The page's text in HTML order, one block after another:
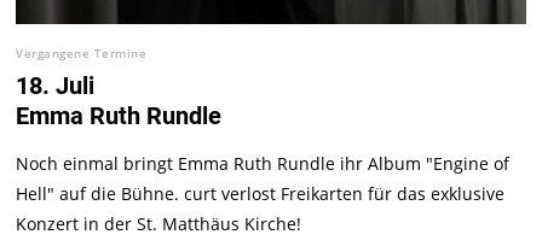
Vergangene Termine
18. Juli
Emma Ruth Rundle
Noch einmal bringt Emma Ruth Rundle ihr Album "Engine of
Hell" auf die Bühne. curt verlost Freikarten für das exklusive
Konzert in der St. Matthäus Kirche!